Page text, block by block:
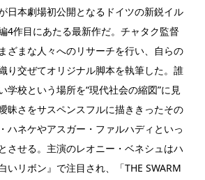
日本劇場初公開となるドイツの新鋭イル
4作目にあたる最新作だ。チャタク監督
ざまな人々へのリサーチを行い、自らの
り交ぜてオリジナル脚本を執筆した。誰
学校という場所を“現代社会の縮図”に見
昧さをサスペンスフルに描ききったその
ハネケやアスガー・ファルハディといっ
させる。主演のレオニー・ベネシュはハ
いリボン』で注目され、「THE SWARM